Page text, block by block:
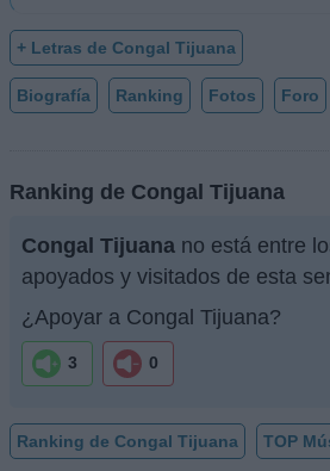
+ Letras de Congal Tijuana
Biografía Ranking Fotos Foro
Ranking de Congal Tijuana
Congal Tijuana no está entre
apoyados y visitados de esta
¿Apoyar a Congal Tijuana?
3 0
Ranking de Congal Tijuana TOP